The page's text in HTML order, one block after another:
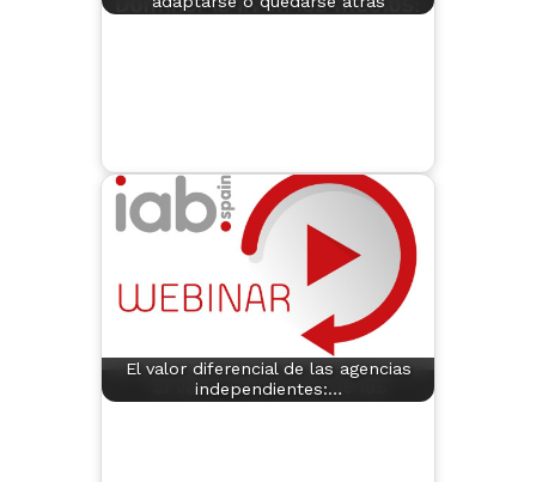
El valor diferencial de las agencias
independientes:…